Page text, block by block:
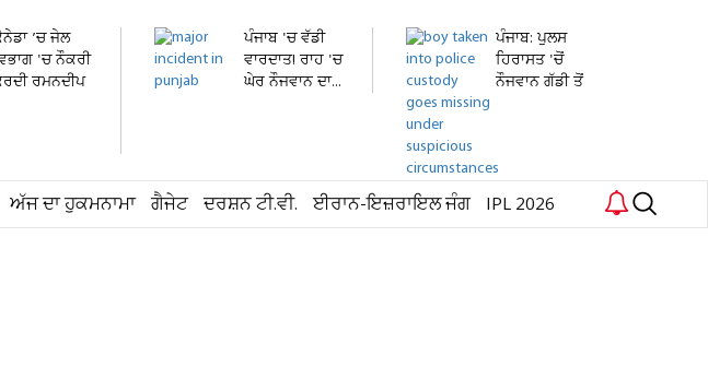
’ਚ ਜੇਲ
'ਚ ਨੌਕਰੀ
ਰਮਨਦੀਪ
ਪੰਜਾਬ 'ਚ ਵੱਡੀ
ਵਾਰਦਾਤ! ਰਾਹ 'ਚ
ਘੇਰ ਨੌਜਵਾਨ ਦਾ...
ਪੰਜਾਬ: ਪੁਲਸ
ਹਿਰਾਸਤ 'ਚੋਂ
ਨੌਜਵਾਨ ਗੱਡੀ ਤੋਂ
ਅੱਜ ਦਾ ਹੁਕਮਨਾਮਾ ਗੈਜੇਟ ਦਰਸ਼ਨ ਟੀ.ਵੀ. ਈਰਾਨ-ਇਜ਼ਰਾਇਲ ਜੰਗ IPL 2026